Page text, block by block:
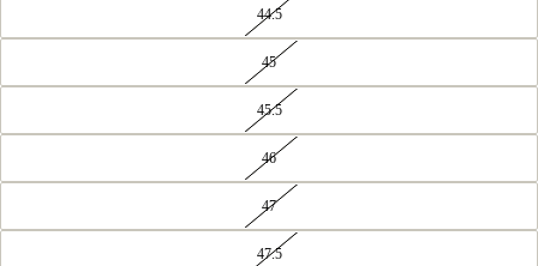
44.5
45
45.5
46
47
47.5